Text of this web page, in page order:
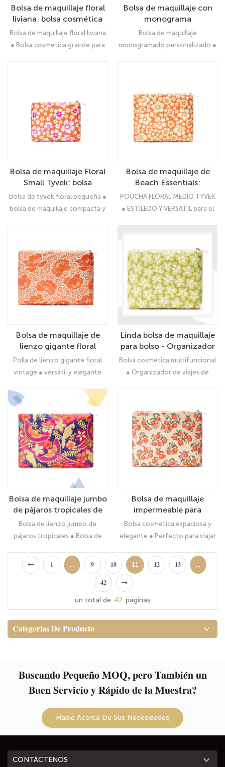
Bolsa de maquillaje floral
liviana: bolsa cosmética
grande para mujeres
Bolsa de maquillaje floral liviana
● Bolsa cosmética grande para
Bolsa de maquillaje con
monograma
personalizado: bolsa
cosmética impermeable
con bolsillo interior
Bolsa de maquillaje
monogramado personalizado ●
bodas, cumpleaños, Navidad,
novias y damas de honor
Bolsa de maquillaje Floral
Small Tyvek: bolsa
cosmética de gran
capacidad para mujeres,
viajes con cremallera y
Bolsa de tyvek floral pequeña ●
bolsa de maquillaje compacta y
Bolsa de maquillaje de
Beach Essentials:
perfecto para protector
solar, accesorios y regalos
de verano para mujeres y
POUCHA FLORAL MEDIO TYVEK
● ESTILEDO Y VERSÁTIL para el
Bolsa de maquillaje de
lienzo gigante floral
vintage: bolsita cosmética
linda e impermeable para
mujeres, bolsa de trabajo
de viaje con cremallera
Polla de lienzo gigante floral
vintage ● versátil y elegante
Linda bolsa de maquillaje
para bolso - Organizador
de viajes cosméticos
impermeables
Bolsa cosmética multifuncional
● Organizador de viajes de
Bolsa de maquillaje jumbo
de pájaros tropicales de
gran capacidad para
mujeres - Organizador
cosmético de lona de
viaje con bolsa de
cremallera
Bolsa de lienzo jumbo de
pájaros tropicales ● Bolsa de
Bolsa de maquillaje
impermeable para
mujeres: bolsa cosmética
de viaje portátil,
organizador de tocador y
bolsa de almacenamiento
con cremallera
Bolsa cosmética espaciosa y
elegante ● Perfecto para viajar
1 ... 9 10 11 12 13 ...
42
un total de 42 paginas
Categorías De Producto
Buscando Pequeño MOQ, pero También un
Buen Servicio y Rápido de la Muestra?
Hable Acerca De Sus Necesidades
CONTÁCTENOS